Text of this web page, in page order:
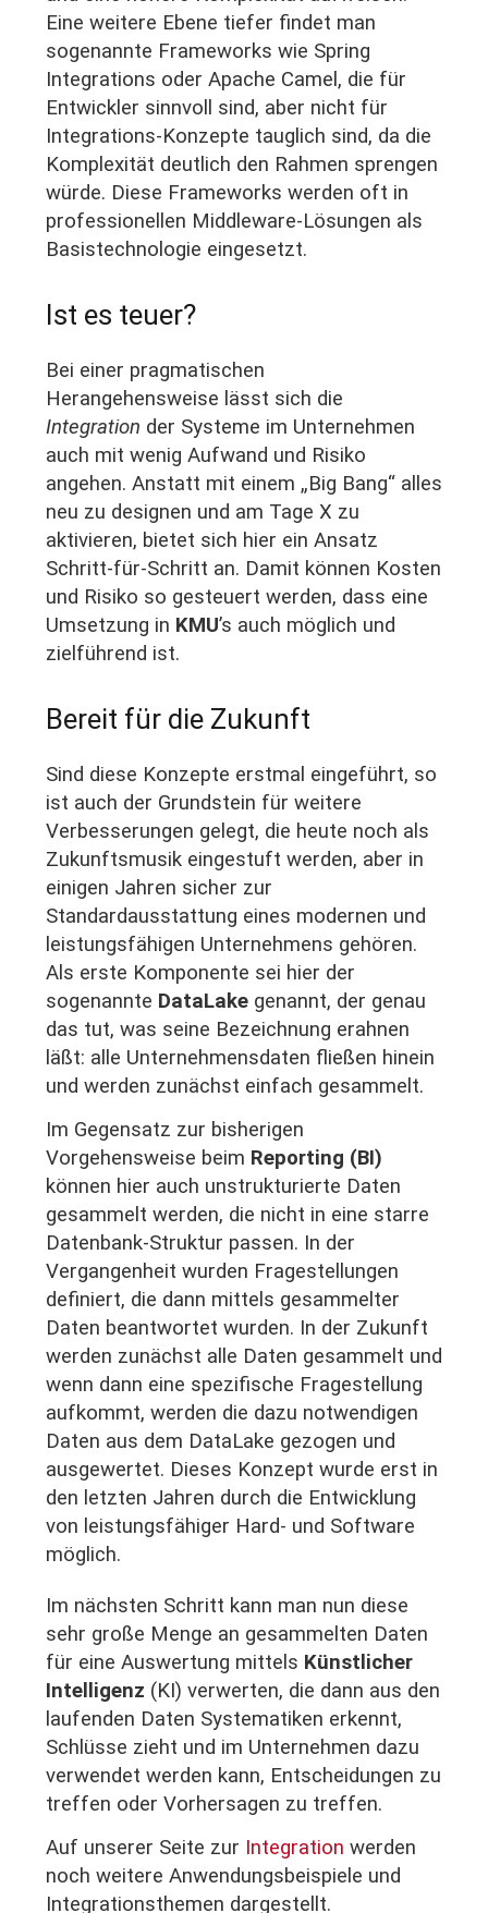
Eine weitere Ebene tiefer findet man
sogenannte Frameworks wie Spring
Integrations oder Apache Camel, die für
Entwickler sinnvoll sind, aber nicht für
Integrations-Konzepte tauglich sind, da die
Komplexität deutlich den Rahmen sprengen
würde. Diese Frameworks werden oft in
professionellen Middleware-Lösungen als
Basistechnologie eingesetzt.
Ist es teuer?
Bei einer pragmatischen
Herangehensweise lässt sich die
Integration der Systeme im Unternehmen
auch mit wenig Aufwand und Risiko
angehen. Anstatt mit einem „Big Bang“ alles
neu zu designen und am Tage X zu
aktivieren, bietet sich hier ein Ansatz
Schritt-für-Schritt an. Damit können Kosten
und Risiko so gesteuert werden, dass eine
Umsetzung in KMU’s auch möglich und
zielführend ist.
Bereit für die Zukunft
Sind diese Konzepte erstmal eingeführt, so
ist auch der Grundstein für weitere
Verbesserungen gelegt, die heute noch als
Zukunftsmusik eingestuft werden, aber in
einigen Jahren sicher zur
Standardausstattung eines modernen und
leistungsfähigen Unternehmens gehören.
Als erste Komponente sei hier der
sogenannte DataLake genannt, der genau
das tut, was seine Bezeichnung erahnen
läßt: alle Unternehmensdaten fließen hinein
und werden zunächst einfach gesammelt.
Im Gegensatz zur bisherigen
Vorgehensweise beim Reporting (BI)
können hier auch unstrukturierte Daten
gesammelt werden, die nicht in eine starre
Datenbank-Struktur passen. In der
Vergangenheit wurden Fragestellungen
definiert, die dann mittels gesammelter
Daten beantwortet wurden. In der Zukunft
werden zunächst alle Daten gesammelt und
wenn dann eine spezifische Fragestellung
aufkommt, werden die dazu notwendigen
Daten aus dem DataLake gezogen und
ausgewertet. Dieses Konzept wurde erst in
den letzten Jahren durch die Entwicklung
von leistungsfähiger Hard- und Software
möglich.
Im nächsten Schritt kann man nun diese
sehr große Menge an gesammelten Daten
für eine Auswertung mittels Künstlicher
Intelligenz (KI) verwerten, die dann aus den
laufenden Daten Systematiken erkennt,
Schlüsse zieht und im Unternehmen dazu
verwendet werden kann, Entscheidungen zu
treffen oder Vorhersagen zu treffen.
Auf unserer Seite zur Integration werden
noch weitere Anwendungsbeispiele und
Integrationsthemen dargestellt.